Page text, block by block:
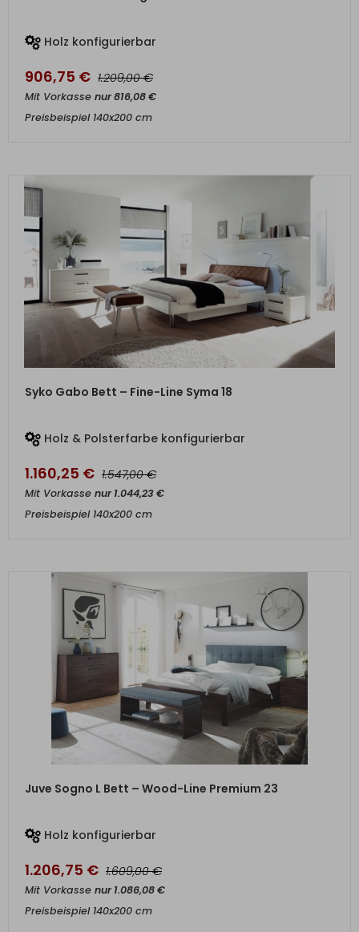
Holz konfigurierbar
906,75 € 1.209,00€
Mit Vorkasse nur816,08€
Preisbeispiel 140x200 cm
ZUM PRODUKT
Syko Gabo Bett – Fine-Line Syma 18
Holz & Polsterfarbe konfigurierbar
1.160,25 € 1.547,00€
Mit Vorkasse nur1.044,23€
Preisbeispiel 140x200 cm
ZUM PRODUKT
Juve Sogno L Bett – Wood-Line Premium 23
Holz konfigurierbar
1.206,75 € 1.609,00€
Mit Vorkasse nur1.086,08€
Preisbeispiel 140x200 cm